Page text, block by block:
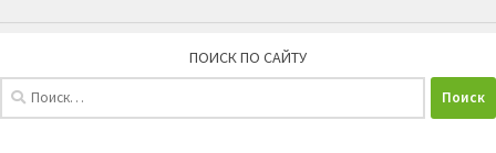
ПОИСК ПО САЙТУ